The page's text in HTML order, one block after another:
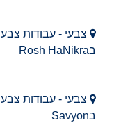
צבעי - עבודות צבע
בRosh HaNikra
צבעי - עבודות צבע
בSavyon